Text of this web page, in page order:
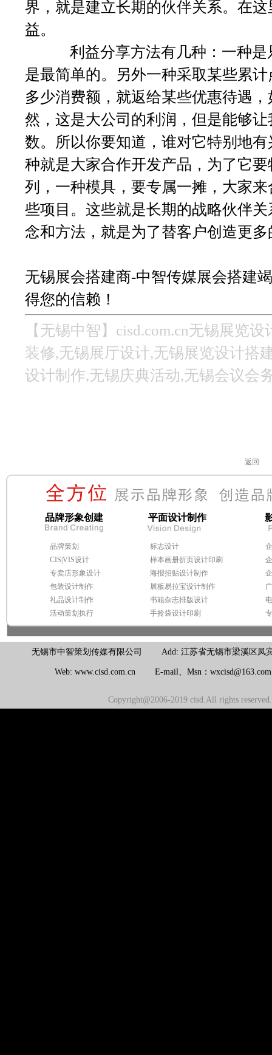
界，就是建立长期的伙伴关系。在
益。
利益分享方法有几种：一种是只
是最简单的。另外一种采取某些累
多少消费额，就返给某些优惠待遇
然，这是大公司的利润，但是能够
数。所以你要知道，谁对它特别地
种就是大家合作开发产品，为了它
列，一种模具，要专属一摊，大家
些项目。这些就是长期的战略伙伴
念和方法，就是为了替客户创造更
无锡展会搭建商-中智传媒展会搭建
得您的信赖！
【无锡中智】cisd.com.cn无锡展览
装修,无锡展厅设计,无锡展览设计搭
设计制作,无锡庆典活动,无锡会议会
返回
品牌形象创建 平面设计制作
品牌策划
CIS|VIS设计
专卖店形象设计
包装设计制作
礼品设计制作
活动策划执行
标志设计
样本画册折页设计印刷
海报招贴设计制作
展板易拉宝设计制作
书籍杂志排版设计
手拎袋设计印刷
无锡市中智策划传媒有限公司 Add: 江苏省无锡市梁溪区凤
Web: www.cisd.com.cn E-mail、Msn：
Copyright@2006-2019 cisd.All rights